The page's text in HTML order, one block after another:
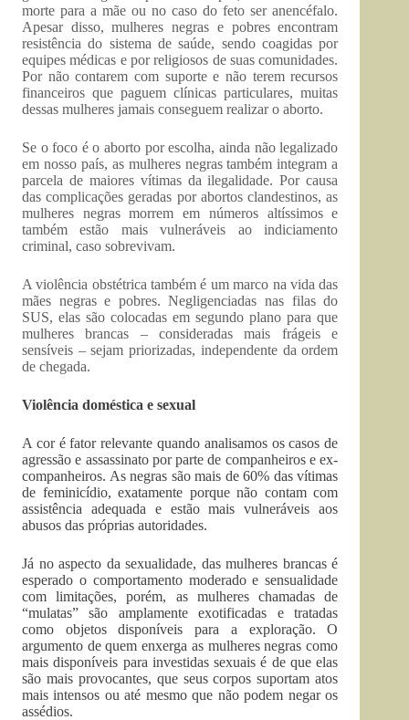
morte para a mãe ou no caso do feto ser anencéfalo.
Apesar disso, mulheres negras e pobres encontram
resistência do sistema de saúde, sendo coagidas por
equipes médicas e por religiosos de suas comunidades.
Por não contarem com suporte e não terem recursos
financeiros que paguem clínicas particulares, muitas
dessas mulheres jamais conseguem realizar o aborto.
Se o foco é o aborto por escolha, ainda não legalizado
em nosso país, as mulheres negras também integram a
parcela de maiores vítimas da ilegalidade. Por causa
das complicações geradas por abortos clandestinos, as
mulheres negras morrem em números altíssimos e
também estão mais vulneráveis ao indiciamento
criminal, caso sobrevivam.
A violência obstétrica também é um marco na vida das
mães negras e pobres. Negligenciadas nas filas do
SUS, elas são colocadas em segundo plano para que
mulheres brancas – consideradas mais frágeis e
sensíveis – sejam priorizadas, independente da ordem
de chegada.
Violência doméstica e sexual
A cor é fator relevante quando analisamos os casos de
agressão e assassinato por parte de companheiros e ex-
companheiros. As negras são mais de 60% das vítimas
de feminicídio, exatamente porque não contam com
assistência adequada e estão mais vulneráveis aos
abusos das próprias autoridades.
Já no aspecto da sexualidade, das mulheres brancas é
esperado o comportamento moderado e sensualidade
com limitações, porém, as mulheres chamadas de
“mulatas” são amplamente exotificadas e tratadas
como objetos disponíveis para a exploração. O
argumento de quem enxerga as mulheres negras como
mais disponíveis para investidas sexuais é de que elas
são mais provocantes, que seus corpos suportam atos
mais intensos ou até mesmo que não podem negar os
assédios.